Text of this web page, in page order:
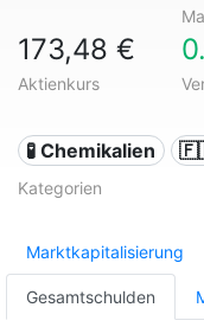
173,48 €
Aktienkurs
🧪 Chemikalien
Kategorien
Marktkapitalisierung
Gesamtschulden